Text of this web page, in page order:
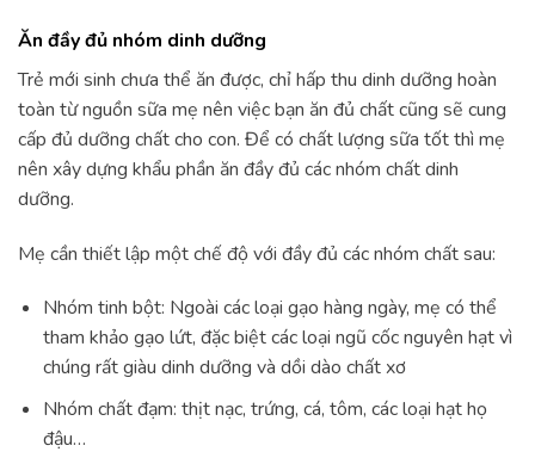
Ăn đầy đủ nhóm dinh dưỡng
Trẻ mới sinh chưa thể ăn được, chỉ hấp thu dinh dưỡng hoàn
toàn từ nguồn sữa mẹ nên việc bạn ăn đủ chất cũng sẽ cung
cấp đủ dưỡng chất cho con. Để có chất lượng sữa tốt thì mẹ
nên xây dựng khẩu phần ăn đầy đủ các nhóm chất dinh
dưỡng.
Mẹ cần thiết lập một chế độ với đầy đủ các nhóm chất sau:
Nhóm tinh bột: Ngoài các loại gạo hàng ngày, mẹ có thể
tham khảo gạo lứt, đặc biệt các loại ngũ cốc nguyên hạt vì
chúng rất giàu dinh dưỡng và dồi dào chất xơ
Nhóm chất đạm: thịt nạc, trứng, cá, tôm, các loại hạt họ
đậu…